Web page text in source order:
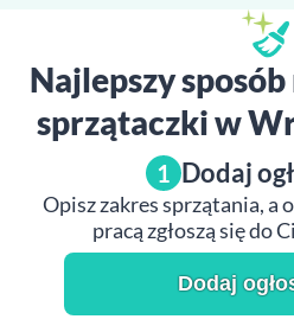
Najlepszy
sprzątaczki w
1 Dodaj
Opisz zakres sprzątania, a
pracą zgłoszą się do
Dodaj